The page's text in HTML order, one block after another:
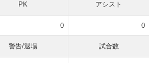
PK アシスト
0 0
警告/退場 試合数